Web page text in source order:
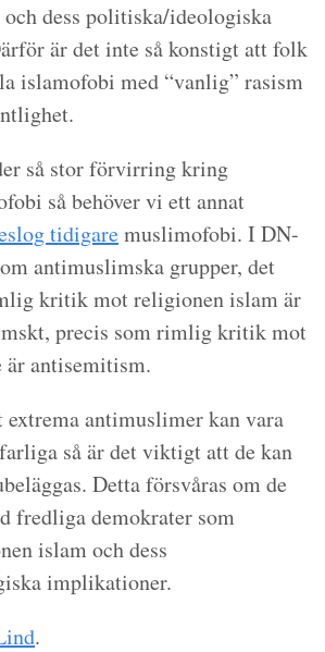
dess politiska/ideologiska
är det inte så konstigt att folk
islamofobi med “vanlig” rasism
så stor förvirring kring
så behöver vi ett annat
tidigaremuslimofobi. I DN-
antimuslimska grupper, det
kritik mot religionen islam är
precis som rimlig kritik mot
är antisemitism.
extrema antimuslimer kan vara
så är det viktigt att de kan
Detta försvåras om de
fredliga demokrater som
islam och dess
implikationer.
.